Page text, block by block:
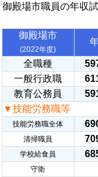
御殿場市職員の年収
御殿場市
(2022年度)
全職種
一般行政職
教育公務員
▼技能労務職等
技能労務職全体
清掃職員
学校給食員
守衛